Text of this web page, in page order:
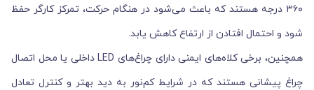
۳۶۰ درجه هستند که باعث می‌شود در هنگام حرکت، تمرکز کارگر حفظ
شود و احتمال افتادن از ارتفاع کاهش یابد.
همچنین، برخی کلاه‌های ایمنی دارای چراغ‌های LED داخلی یا محل اتصال
چراغ پیشانی هستند که در شرایط کم‌نور به دید بهتر و کنترل تعادل